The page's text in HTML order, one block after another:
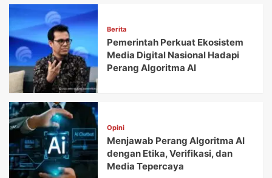
Berita
Pemerintah Perkuat Ekosistem
Media Digital Nasional Hadapi
Perang Algoritma AI
Opini
Menjawab Perang Algoritma AI
dengan Etika, Verifikasi, dan
Media Tepercaya